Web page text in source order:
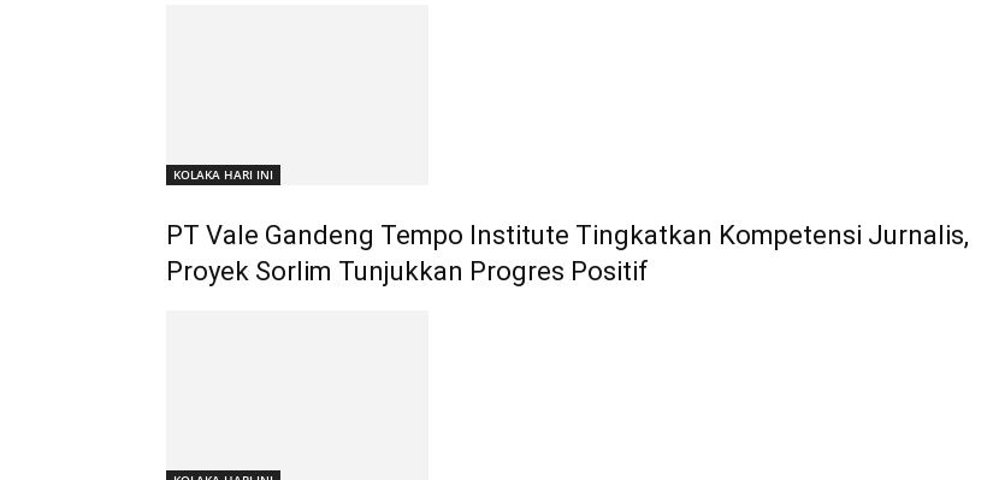
KOLAKA HARI INI
PT Vale Gandeng Tempo Institute Tingkatkan Kompetensi Jurnalis,
Proyek Sorlim Tunjukkan Progres Positif